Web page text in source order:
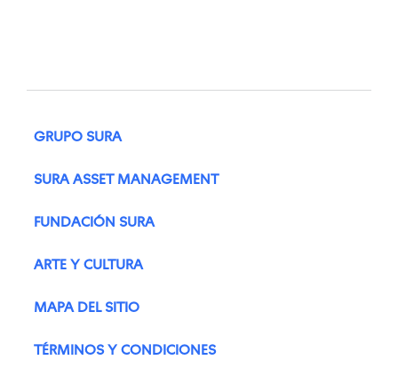
GRUPO SURA
SURA ASSET MANAGEMENT
FUNDACIÓN SURA
ARTE Y CULTURA
MAPA DEL SITIO
TÉRMINOS Y CONDICIONES